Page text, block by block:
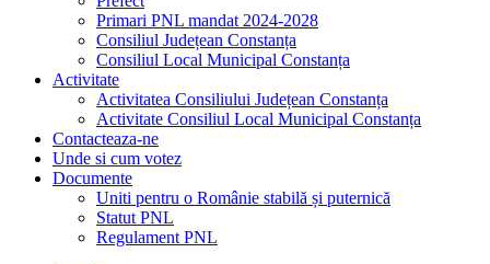
Primari PNL mandat 2024-2028
Consiliul Județean Constanța
Consiliul Local Municipal Constanța
Activitate
Activitatea Consiliului Județean Constanța
Activitate Consiliul Local Municipal Constanța
Contacteaza-ne
Unde si cum votez
Documente
Uniti pentru o Românie stabilă și puternică
Statut PNL
Regulament PNL